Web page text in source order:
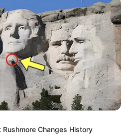
médico
Changes History